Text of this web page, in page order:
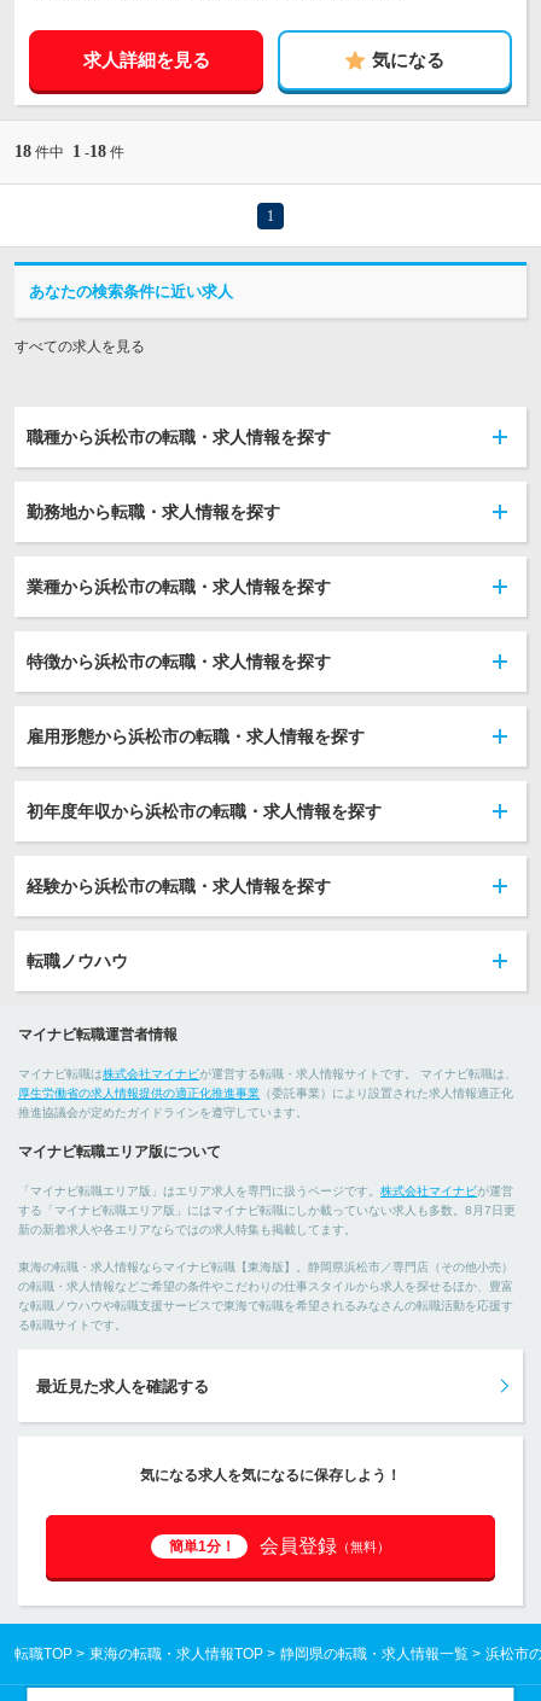
求人詳細を見る 気になる
18 件中 1 -18 件
1
あなたの検索条件に近い求人
すべての求人を見る
職種から浜松市の転職・求人情報を探す
勤務地から転職・求人情報を探す
業種から浜松市の転職・求人情報を探す
特徴から浜松市の転職・求人情報を探す
雇用形態から浜松市の転職・求人情報を探す
初年度年収から浜松市の転職・求人情報を探す
経験から浜松市の転職・求人情報を探す
転職ノウハウ
マイナビ転職運営者情報
マイナビ転職は株式会社マイナビが運営する転職・求人情報サイトです。 マイナビ転職は、
厚生労働省の求人情報提供の適正化推進事業 （委託事業）により設置された求人情報適正化
推進協議会が定めたガイドラインを遵守しています。
マイナビ転職エリア版について
「マイナビ転職エリア版」はエリア求人を専門に扱うページです。 株式会社マイナビが運営
する「マイナビ転職エリア版」にはマイナビ転職にしか載っていない求人も多数。8月7日更
新の新着求人や各エリアならではの求人特集も掲載してます。
東海の転職・求人情報ならマイナビ転職【東海版】。静岡県浜松市／専門店（その他小売）
の転職・求人情報などご希望の条件やこだわりの仕事スタイルから求人を探せるほか、豊富
な転職ノウハウや転職支援サービスで東海で転職を希望されるみなさんの転職活動を応援す
る転職サイトです。
最近見た求人を確認する
気になる求人を気になるに保存しよう！
簡単1分！ 会員登録 （無料）
転職TOP 東海の転職・求人情報TOP 静岡県の転職・求人情報一覧 浜松市